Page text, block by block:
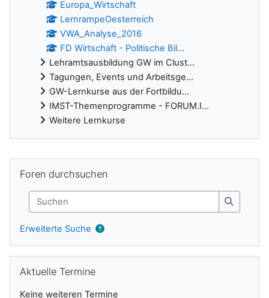
Europa_Wirtschaft
LernrampeOesterreich
VWA_Analyse_2016
FD Wirtschaft - Politische Bil...
Lehramtsausbildung GW im Clust...
Tagungen, Events und Arbeitsge...
GW-Lernkurse aus der Fortbildu...
IMST-Themenprogramme - FORUM.I...
Weitere Lernkurse
Foren durchsuchen
Suchen
Suchen
Erweiterte Suche
Aktuelle Termine
Keine weiteren Termine